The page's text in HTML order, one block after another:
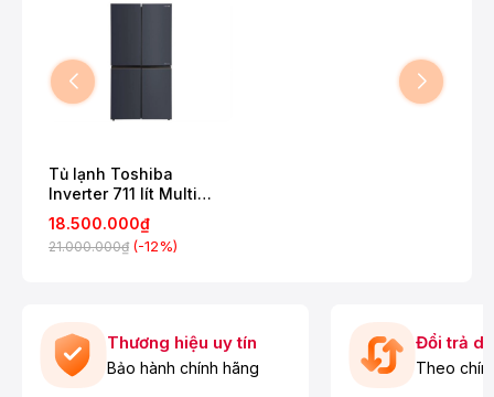
Tủ lạnh Toshiba
Inverter 711 lít Multi
Door GR-RF900WI-
PMV(06)-MG
18.500.000₫
21.000.000₫ (-12%)
Thương hiệu uy tín
Bảo hành chính hãng
Đổi trả
Theo